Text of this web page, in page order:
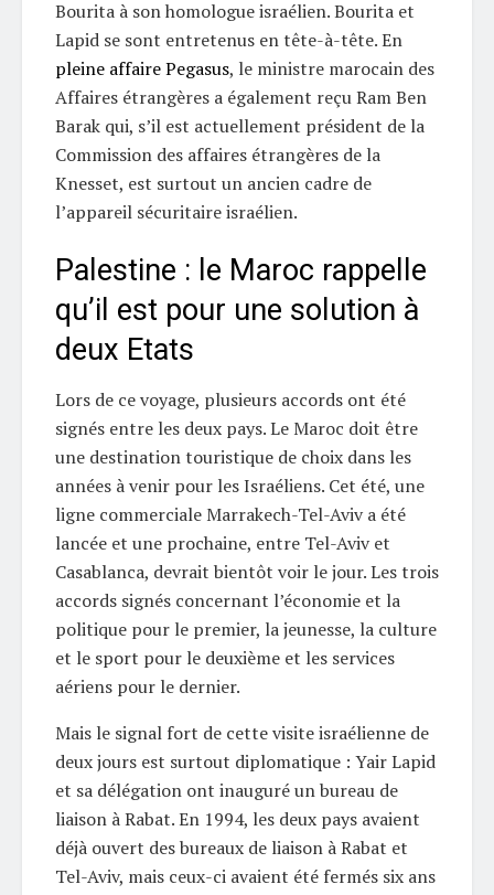
Bourita à son homologue israélien. Bourita et
Lapid se sont entretenus en tête-à-tête. En
pleine affaire Pegasus, le ministre marocain des
Affaires étrangères a également reçu Ram Ben
Barak qui, s’il est actuellement président de la
Commission des affaires étrangères de la
Knesset, est surtout un ancien cadre de
l’appareil sécuritaire israélien.
Palestine : le Maroc rappelle
qu’il est pour une solution à
deux Etats
Lors de ce voyage, plusieurs accords ont été
signés entre les deux pays. Le Maroc doit être
une destination touristique de choix dans les
années à venir pour les Israéliens. Cet été, une
ligne commerciale Marrakech-Tel-Aviv a été
lancée et une prochaine, entre Tel-Aviv et
Casablanca, devrait bientôt voir le jour. Les trois
accords signés concernant l’économie et la
politique pour le premier, la jeunesse, la culture
et le sport pour le deuxième et les services
aériens pour le dernier.
Mais le signal fort de cette visite israélienne de
deux jours est surtout diplomatique : Yair Lapid
et sa délégation ont inauguré un bureau de
liaison à Rabat. En 1994, les deux pays avaient
déjà ouvert des bureaux de liaison à Rabat et
Tel-Aviv, mais ceux-ci avaient été fermés six ans